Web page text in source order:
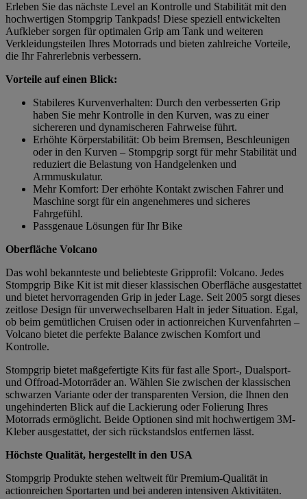
Erleben Sie das nächste Level an Kontrolle und Stabilität mit den
hochwertigen Stompgrip Tankpads! Diese speziell entwickelten
Aufkleber sorgen für optimalen Grip am Tank und weiteren
Verkleidungsteilen Ihres Motorrads und bieten zahlreiche Vorteile,
die Ihr Fahrerlebnis verbessern.
Vorteile auf einen Blick:
Stabileres Kurvenverhalten: Durch den verbesserten Grip
haben Sie mehr Kontrolle in den Kurven, was zu einer
sichereren und dynamischeren Fahrweise führt.
Erhöhte Körperstabilität: Ob beim Bremsen, Beschleunigen
oder in den Kurven – Stompgrip sorgt für mehr Stabilität und
reduziert die Belastung von Handgelenken und
Armmuskulatur.
Mehr Komfort: Der erhöhte Kontakt zwischen Fahrer und
Maschine sorgt für ein angenehmeres und sicheres
Fahrgefühl.
Passgenaue Lösungen für Ihr Bike
Oberfläche Volcano
Das wohl bekannteste und beliebteste Gripprofil: Volcano. Jedes
Stompgrip Bike Kit ist mit dieser klassischen Oberfläche ausgestattet
und bietet hervorragenden Grip in jeder Lage. Seit 2005 sorgt dieses
zeitlose Design für unverwechselbaren Halt in jeder Situation. Egal,
ob beim gemütlichen Cruisen oder in actionreichen Kurvenfahrten –
Volcano bietet die perfekte Balance zwischen Komfort und
Kontrolle.
Stompgrip bietet maßgefertigte Kits für fast alle Sport-, Dualsport-
und Offroad-Motorräder an. Wählen Sie zwischen der klassischen
schwarzen Variante oder der transparenten Version, die Ihnen den
ungehinderten Blick auf die Lackierung oder Folierung Ihres
Motorrads ermöglicht. Beide Optionen sind mit hochwertigem 3M-
Kleber ausgestattet, der sich rückstandslos entfernen lässt.
Höchste Qualität, hergestellt in den USA
Stompgrip Produkte stehen weltweit für Premium-Qualität in
actionreichen Sportarten und bei anderen intensiven Aktivitäten.